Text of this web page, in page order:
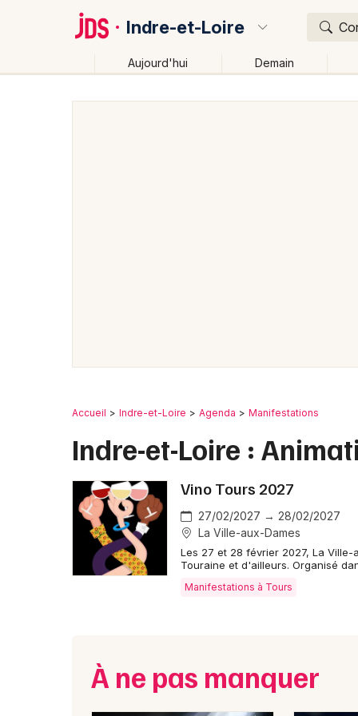
Indre-et-Loire
Aujourd'hui Demain
Accueil Indre-et-Loire Agenda Manifestations
Indre-et-Loire :
Vino Tours 2027
27/02/2027 → 28/02/2027
La Ville-aux-Dames
Les 27 et 28 février 2027, La
Touraine et d'ailleurs. Organisé
Manifestations à Tours
À ne pas manquer